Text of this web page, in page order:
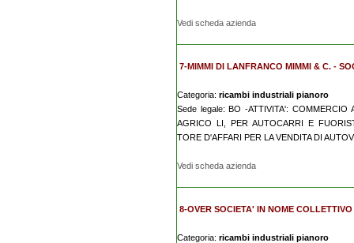
Vedi scheda azienda
7-MIMMI DI LANFRANCO MIMMI & C. -
Categoria: ricambi industriali pianoro
Sede legale: BO -ATTIVITA':
AGRICO LI, PER AUTOCARRI E
TORE D'AFFARI PER LA VENDITA DI
Vedi scheda azienda
8-OVER SOCIETA' IN NOME
Categoria: ricambi industriali pianoro